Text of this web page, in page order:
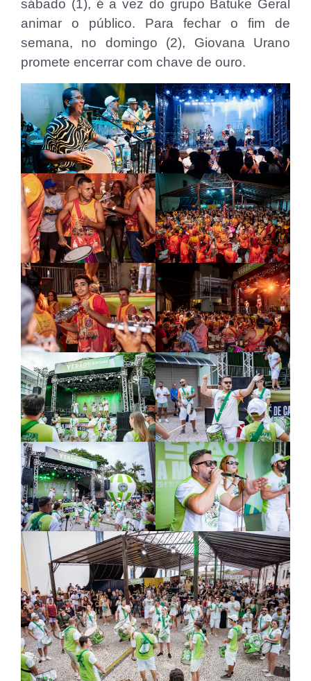
sábado (1), é a vez do grupo Batuke Geral
animar o público. Para fechar o fim de
semana, no domingo (2), Giovana Urano
promete encerrar com chave de ouro.